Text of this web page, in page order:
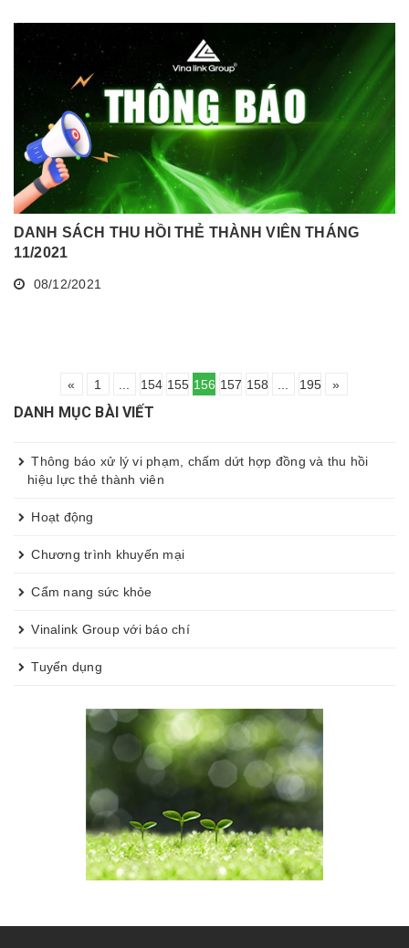
DANH SÁCH THU HỒI THẺ THÀNH VIÊN THÁNG
11/2021
08/12/2021
« 1 154 155 156 157 158 195 »
DANH MỤC BÀI VIẾT
Thông báo xử lý vi phạm, chấm dứt hợp đồng và thu hồi
hiệu lực thẻ thành viên
Hoạt động
Chương trình khuyến mại
Cẩm nang sức khỏe
Vinalink Group với báo chí
Tuyển dụng